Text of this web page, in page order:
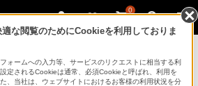
0
な閲覧のためにCookieを利用しておりま
ォームへの入力等、サービスのリクエストに相当する利
定されるCookieは通常、必須Cookieと呼ばれ、利用を
、当社は、ウェブサイトにおけるお客様の利用状況を分